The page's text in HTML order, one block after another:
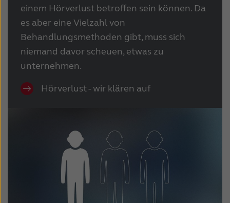
einem Hörverlust betroffen sein können. Da
es aber eine Vielzahl von
Behandlungsmethoden gibt, muss sich
niemand davor scheuen, etwas zu
unternehmen.
Hörverlust - wir klären auf